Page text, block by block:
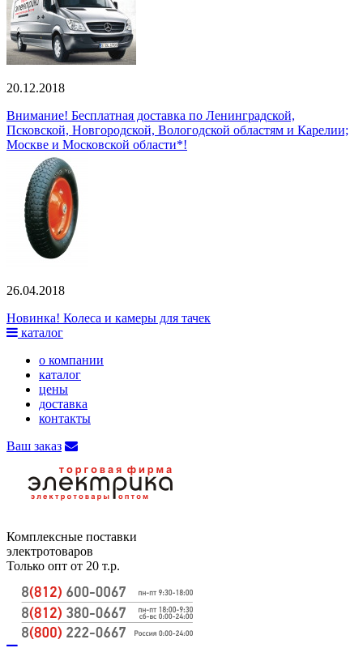
20.12.2018
Внимание! Бесплатная доставка по Ленинградской,
Псковской, Новгородской, Вологодской областям и Карелии;
Москве и Московской области*!
26.04.2018
Новинка! Колеса и камеры для тачек
каталог
о компании
каталог
цены
доставка
контакты
Ваш заказ
Комплексные поставки
электротоваров
Только опт от 20 т.р.